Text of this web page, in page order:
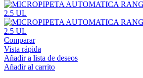
Comparar
Vista rápida
Añadir a lista de deseos
Añadir al carrito